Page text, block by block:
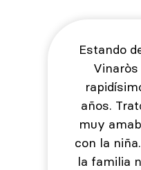
Estando
años.
muy
con la
la familia